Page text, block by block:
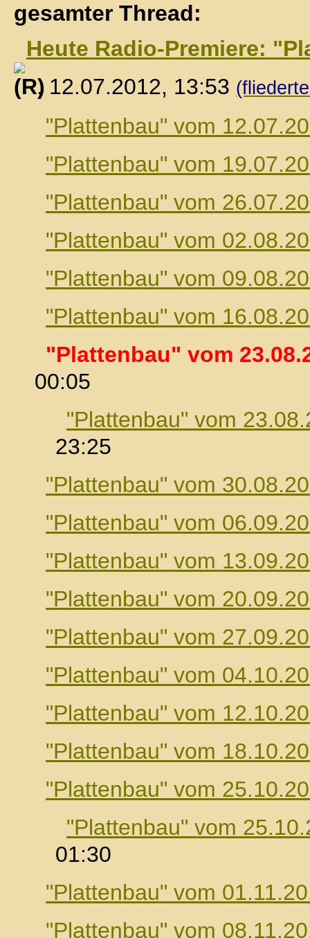
gesamter Thread:
Heute Radio-Premiere:
, 12.07.2012, 13:53
"Plattenbau" vom
"Plattenbau" vom
"Plattenbau" vom
"Plattenbau" vom
"Plattenbau" vom
"Plattenbau" vom
"Plattenbau" vom
00:05
"Plattenbau" vom
23:25
"Plattenbau" vom
"Plattenbau" vom
"Plattenbau" vom
"Plattenbau" vom
"Plattenbau" vom
"Plattenbau" vom
"Plattenbau" vom
"Plattenbau" vom
"Plattenbau" vom
"Plattenbau" vom
01:30
"Plattenbau" vom
"Plattenbau" vom